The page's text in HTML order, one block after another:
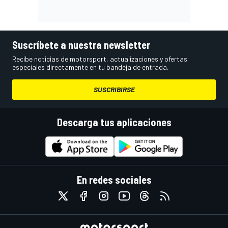
Suscríbete a nuestra newsletter
Recibe noticias de motorsport, actualizaciones y ofertas
especiales directamente en tu bandeja de entrada.
SUSCRIBIRSE
Descarga tus aplicaciones
En redes sociales